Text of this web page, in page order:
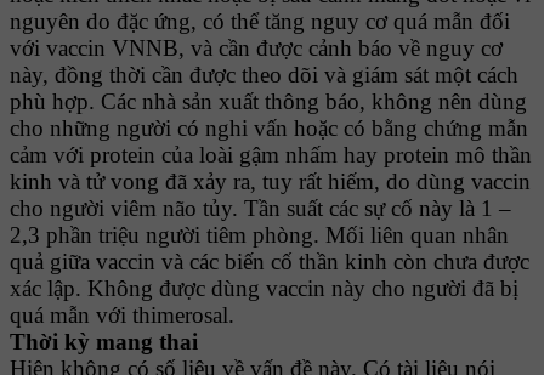
nguyên do đặc ứng, có thể tăng nguy cơ quá mẫn đối
với vaccin VNNB, và cần được cảnh báo về nguy cơ
này, đồng thời cần được theo dõi và giám sát một cách
phù hợp. Các nhà sản xuất thông báo, không nên dùng
cho những người có nghi vấn hoặc có bằng chứng mẫn
cảm với protein của loài gậm nhấm hay protein mô thần
kinh và tử vong đã xảy ra, tuy rất hiếm, do dùng vaccin
cho người viêm não tủy. Tần suất các sự cố này là 1 –
2,3 phần triệu người tiêm phòng. Mối liên quan nhân
quả giữa vaccin và các biến cố thần kinh còn chưa được
xác lập. Không được dùng vaccin này cho người đã bị
quá mẫn với thimerosal.
Thời kỳ mang thai
Hiện không có số liệu về vấn đề này. Có tài liệu nói